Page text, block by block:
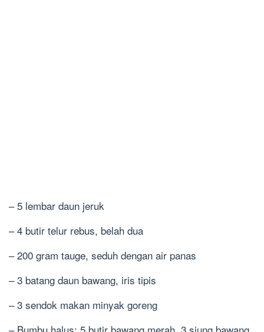
– 5 lembar daun jeruk
– 4 butir telur rebus, belah dua
– 200 gram tauge, seduh dengan air panas
– 3 batang daun bawang, iris tipis
– 3 sendok makan minyak goreng